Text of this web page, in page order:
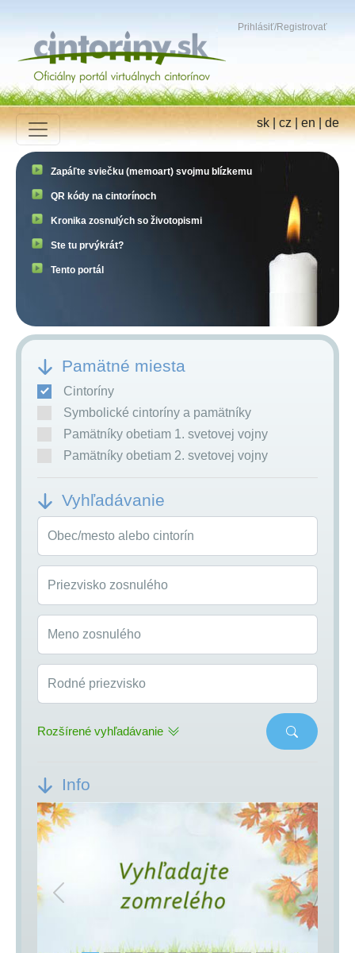
Prihlásiť/Registrovať
sk|cz|en|de
Zapáľte sviečku (memoart) svojmu blízkemu
QR kódy na cintorínoch
Kronika zosnulých so životopismi
Ste tu prvýkrát?
Tento portál
Pamätné miesta
Cintoríny
Symbolické cintoríny a pamätníky
Pamätníky obetiam 1. svetovej vojny
Pamätníky obetiam 2. svetovej vojny
Vyhľadávanie
Obec/mesto alebo cintorín
Priezvisko zosnulého
Meno zosnulého
Rodné priezvisko
Rozšírené vyhľadávanie
Info
Previous Next